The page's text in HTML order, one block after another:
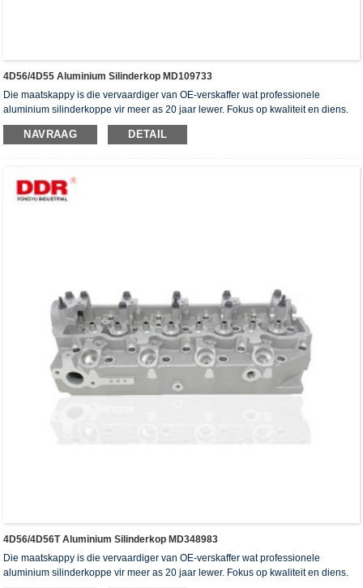
4D56/4D55 Aluminium Silinderkop MD109733
Die maatskappy is die vervaardiger van OE-verskaffer wat professionele
aluminium silinderkoppe vir meer as 20 jaar lewer. Fokus op kwaliteit en diens.
Die silinderkoppe het die ISO16949-verifikasiesertifikaat, "die hoë verseëling
silinderkop", "die lang lewensduur van die silinderkop" en die ander 5
NAVRAAG DETAIL
4D56/4D56T Aluminium Silinderkop MD348983
Die maatskappy is die vervaardiger van OE-verskaffer wat professionele
aluminium silinderkoppe vir meer as 20 jaar lewer. Fokus op kwaliteit en diens.